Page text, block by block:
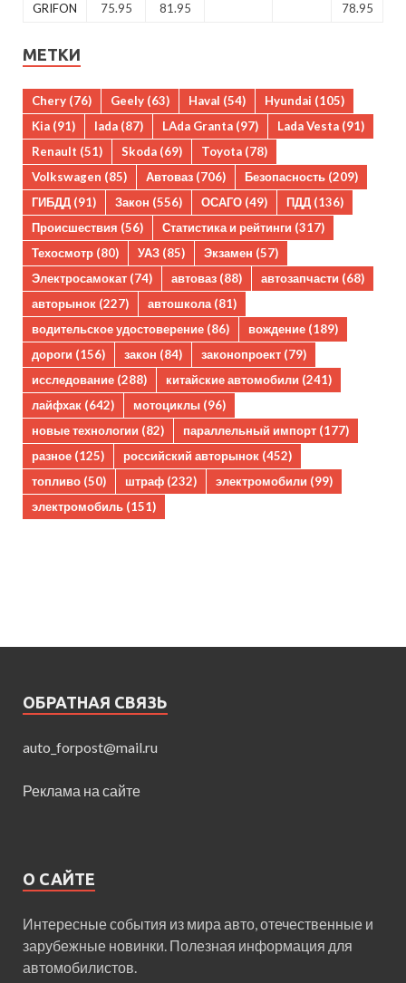
GRIFON
75.95 81.95 78.95
МЕТКИ
Chery (76) Geely (63) Haval (54) Hyundai (105)
Kia (91) lada (87) LAda Granta (97) Lada Vesta (91)
Renault (51) Skoda (69) Toyota (78)
Volkswagen (85) Автоваз (706) Безопасность (209)
ГИБДД (91) Закон (556) ОСАГО (49) ПДД (136)
Происшествия (56) Статистика и рейтинги (317)
Техосмотр (80) УАЗ (85) Экзамен (57)
Электросамокат (74) автоваз (88) автозапчасти (68)
авторынок (227) автошкола(81)
водительское удостоверение (86) вождение (189)
дороги (156) закон (84) законопроект (79)
исследование (288) китайские автомобили (241)
лайфхак (642) мотоциклы (96)
новые технологии (82) параллельный импорт (177)
разное (125) российский авторынок (452)
топливо (50) штраф (232) электромобили (99)
электромобиль (151)
ОБРАТНАЯ СВЯЗЬ
auto_forpost@mail.ru
Реклама на сайте
О САЙТЕ
Интересные события из мира авто, отечественные и
зарубежные новинки. Полезная информация для
автомобилистов.